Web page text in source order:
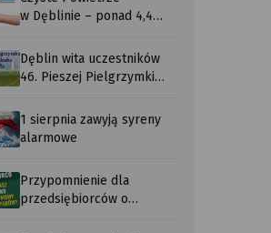
w Dęblinie – ponad 4,4
Dęblin wita uczestników
46. Pieszej Pielgrzymki
1 sierpnia zawyją syreny
alarmowe
Przypomnienie dla
przedsiębiorców o